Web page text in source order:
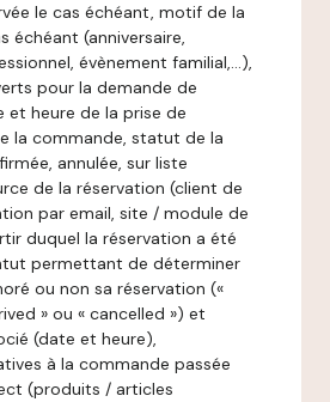
le cas échéant, motif de la
échéant (anniversaire,
évènement familial,…),
pour la demande de
et heure de la prise de
la commande, statut de la
annulée, sur liste
de la réservation (client de
par email, site / module de
duquel la réservation a été
permettant de déterminer
ou non sa réservation («
» ou « cancelled ») et
(date et heure),
à la commande passée
(produits / articles